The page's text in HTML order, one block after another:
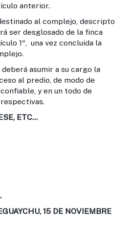
anterior.
al complejo, descripto
ser desglosado de la finca
1º, una vez concluida la
asumir a su cargo la
al predio, de modo de
y en un todo de
ETC...
15 DE NOVIEMBRE